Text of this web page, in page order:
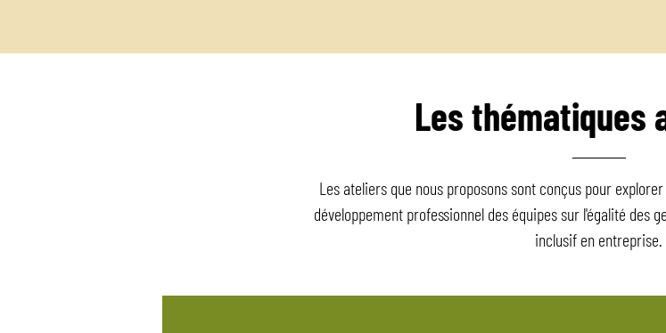
Les thématiques
Les ateliers que nous proposons sont conçus pour
développement professionnel des équipes sur l'égalité des
inclusif en entreprise.